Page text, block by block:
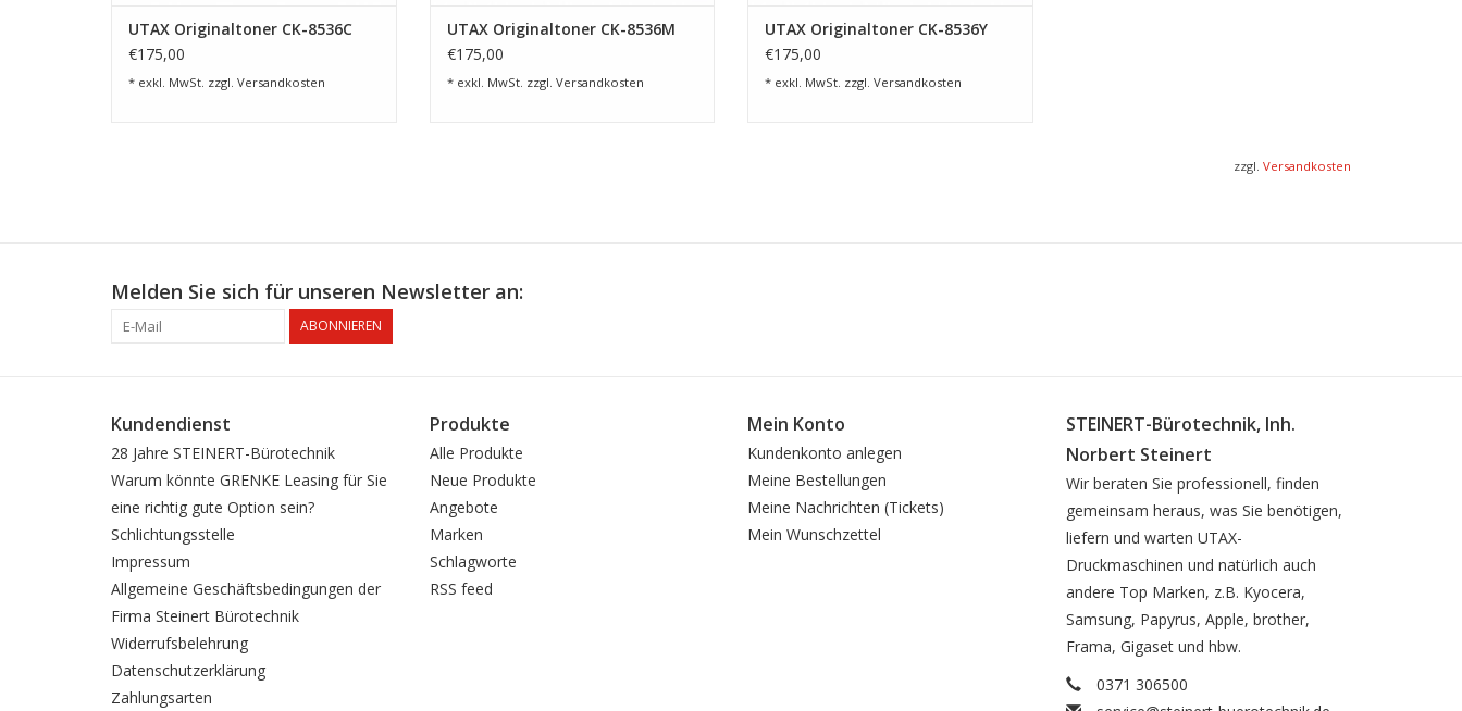
UTAX Originaltoner CK-8536C
€175,00
* exkl. MwSt. zzgl. Versandkosten
UTAX Originaltoner CK-8536M
€175,00
* exkl. MwSt. zzgl. Versandkosten
UTAX Originaltoner CK-8536Y
€175,00
* exkl. MwSt. zzgl. Versandkosten
zzgl. Versandkosten
Melden Sie sich für unseren Newsletter an:
ABONNIEREN
Kundendienst
28 Jahre STEINERT-Bürotechnik
Warum könnte GRENKE Leasing für Sie
eine richtig gute Option sein?
Schlichtungsstelle
Impressum
Allgemeine Geschäftsbedingungen der
Firma Steinert Bürotechnik
Widerrufsbelehrung
Datenschutzerklärung
Zahlungsarten
Produkte
Alle Produkte
Neue Produkte
Angebote
Marken
Schlagworte
RSS feed
Mein Konto
Kundenkonto anlegen
Meine Bestellungen
Meine Nachrichten (Tickets)
Mein Wunschzettel
STEINERT-Bürotechnik, Inh.
Norbert Steinert
Wir beraten Sie professionell, finden
gemeinsam heraus, was Sie benötigen,
liefern und warten UTAX-
Druckmaschinen und natürlich auch
andere Top Marken, z.B. Kyocera,
Samsung, Papyrus, Apple, brother,
Frama, Gigaset und hbw.
0371 306500